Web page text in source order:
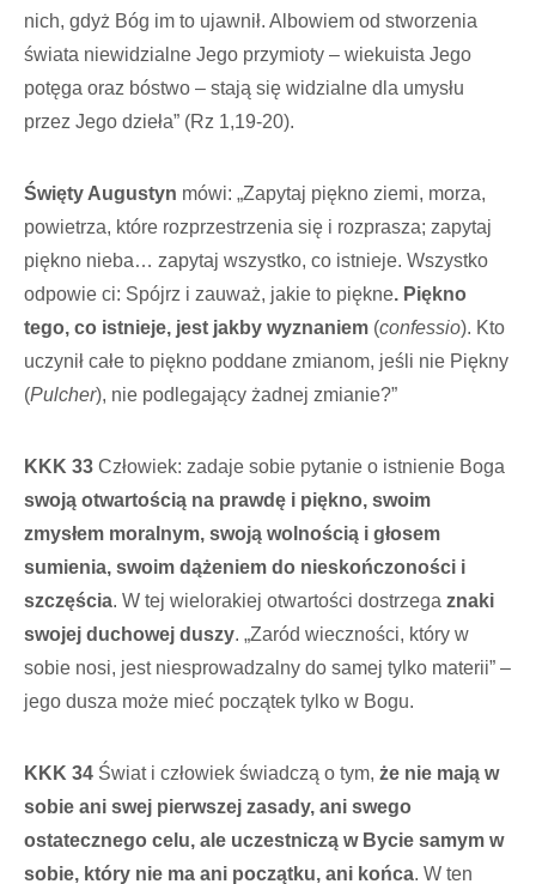
nich, gdyż Bóg im to ujawnił. Albowiem od stworzenia
świata niewidzialne Jego przymioty – wiekuista Jego
potęga oraz bóstwo – stają się widzialne dla umysłu
przez Jego dzieła” (Rz 1,19-20).
Święty Augustyn mówi: „Zapytaj piękno ziemi, morza,
powietrza, które rozprzestrzenia się i rozprasza; zapytaj
piękno nieba… zapytaj wszystko, co istnieje. Wszystko
odpowie ci: Spójrz i zauważ, jakie to piękne. Piękno
tego, co istnieje, jest jakby wyznaniem (confessio). Kto
uczynił całe to piękno poddane zmianom, jeśli nie Piękny
(Pulcher), nie podlegający żadnej zmianie?”
KKK 33 Człowiek: zadaje sobie pytanie o istnienie Boga
swoją otwartością na prawdę i piękno, swoim
zmysłem moralnym, swoją wolnością i głosem
sumienia, swoim dążeniem do nieskończoności i
szczęścia. W tej wielorakiej otwartości dostrzega znaki
swojej duchowej duszy. „Zaród wieczności, który w
sobie nosi, jest niesprowadzalny do samej tylko materii” –
jego dusza może mieć początek tylko w Bogu.
KKK 34 Świat i człowiek świadczą o tym, że nie mają w
sobie ani swej pierwszej zasady, ani swego
ostatecznego celu, ale uczestniczą w Bycie samym w
sobie, który nie ma ani początku, ani końca. W ten